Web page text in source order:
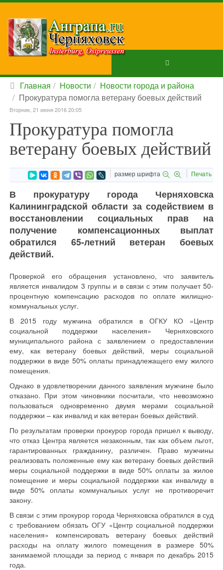
Главная Новости
Новости города и района
Прокуратура помогла ветерану боевых действий
Вторник, 21 июня 2016 20:05
Прокуратура помогла
ветерану боевых действий
размер шрифта Печать
В прокуратуру города Черняховска
Калининградской области за содействием в
восстановлении социальных прав на
получение компенсационных выплат
обратился 65-летний ветеран боевых
действий.
Проверкой его обращения установлено, что заявитель
является инвалидом 3 группы и в связи с этим получает 50-
процентную компенсацию расходов по оплате жилищно-
коммунальных услуг.
В 2015 году мужчина обратился в ОГКУ КО «Центр
социальной поддержки населения» Черняховского
муниципального района с заявлением о предоставлении
ему, как ветерану боевых действий, меры социальной
поддержки в виде 50% оплаты принадлежащего ему жилого
помещения.
Однако в удовлетворении данного заявления мужчине было
отказано. При этом чиновники посчитали, что невозможно
пользоваться одновременно двумя мерами социальной
поддержки – как инвалид и как ветеран боевых действий.
По результатам проверки прокурор города пришел к выводу,
что отказ Центра является незаконным, так как объем льгот,
гарантированных гражданину, различен. Право мужчины
реализовать положенные ему как ветерану боевых действий
меры социальной поддержки в виде 50% оплаты за жилое
помещение и меры социальной поддержки как инвалиду в
виде 50% оплаты коммунальных услуг не противоречит
закону.
В связи с этим прокурор города Черняховска обратился в суд
с требованием обязать ОГУ «Центр социальной поддержки
населения» компенсировать ветерану боевых действий
расходы на оплату жилого помещения в размере 50%
занимаемой площади за период с января по декабрь 2015
года.